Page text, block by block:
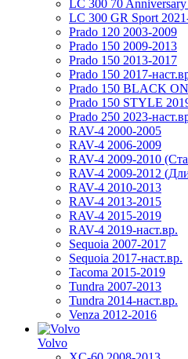
LC 300 70 Anniversary
LC 300 GR Sport
Prado 120 2003-2009
Prado 150 2009-2013
Prado 150 2013-2017
Prado 150 2017-
Prado 150 BLACK
Prado 150 STYLE
Prado 250 2023-
RAV-4 2000-2005
RAV-4 2006-2009
RAV-4 2009-2010
RAV-4 2009-2012
RAV-4 2010-2013
RAV-4 2013-2015
RAV-4 2015-2019
RAV-4 2019-наст.вр.
Sequoia 2007-2017
Sequoia 2017-наст.вр.
Tacoma 2015-2019
Tundra 2007-2013
Tundra 2014-наст.вр.
Venza 2012-2016
Volvo